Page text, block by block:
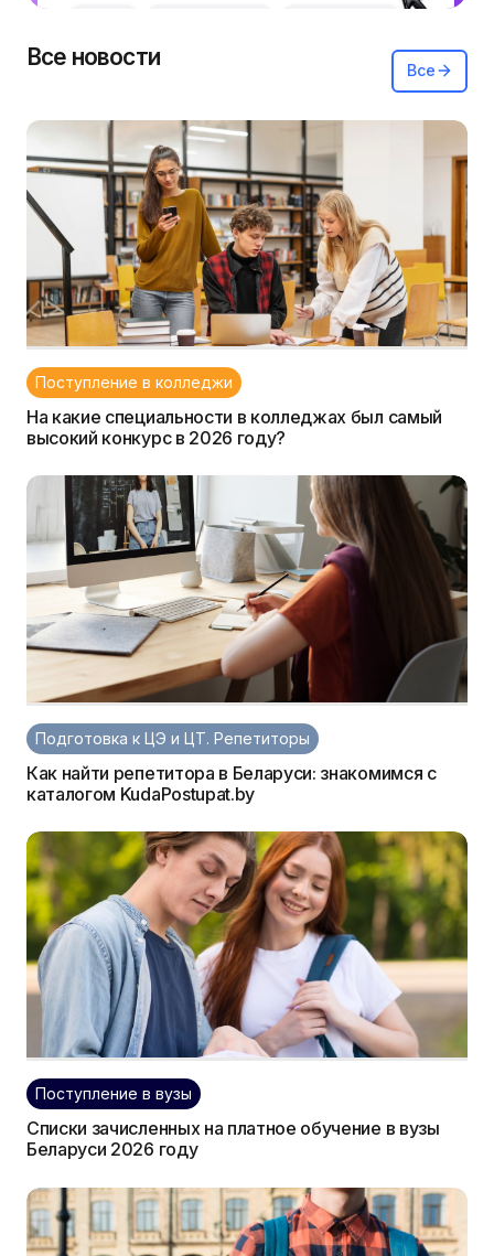
Все новости Все
Поступление в колледжи
На какие специальности в колледжах был самый
высокий конкурс в 2026 году?
Подготовка к ЦЭ и ЦТ. Репетиторы
Как найти репетитора в Беларуси: знакомимся с
каталогом KudaPostupat.by
Поступление в вузы
Списки зачисленных на платное обучение в вузы
Беларуси 2026 году